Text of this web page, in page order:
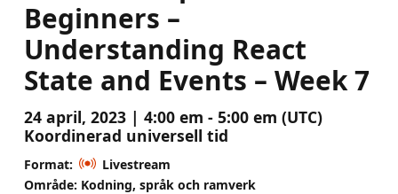
Beginners –
Understanding React
State and Events – Week 7
24 april, 2023 | 4:00 em - 5:00 em (UTC)
Koordinerad universell tid
Format:
Livestream
Område: Kodning, språk och ramverk